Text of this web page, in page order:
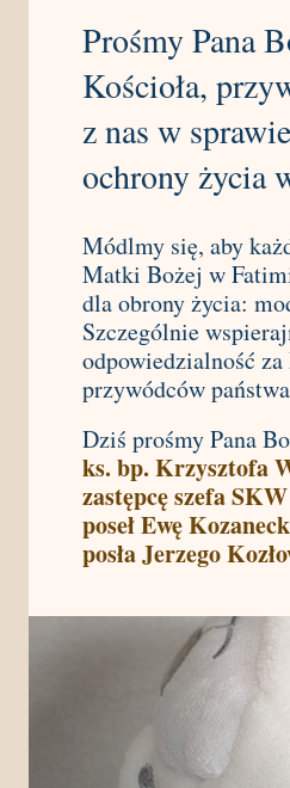
Prośmy Pana
Kościoła,
z nas w
ochrony życia
Módlmy się, aby
Matki Bożej w
dla obrony życia:
Szczególnie
odpowiedzialność
przywódców
Dziś prośmy Pana
ks. bp. Krzysztofa
zastępcę szefa
poseł Ewę
posła Jerzego